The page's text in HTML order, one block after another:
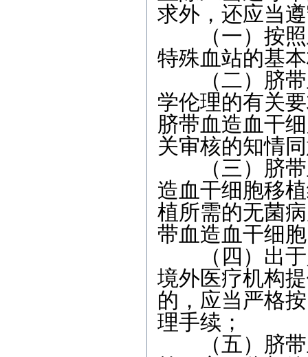
求外，还应当
（一）按照
特殊血站的基
（二）脐带
学伦理的有关
脐带血造血干
关审核的知情
（三）脐带
造血干细胞移
植所需的无菌
带血造血干细
（四）出于
境外医疗机构
的，应当严格
理手续；
（五）脐带